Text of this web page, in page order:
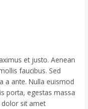
et justo. Aenean
faucibus. Sed
a ante. Nulla euismod
porta, egestas massa
dolor sit amet